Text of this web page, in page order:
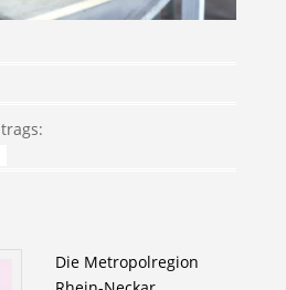
Die Metropolregion